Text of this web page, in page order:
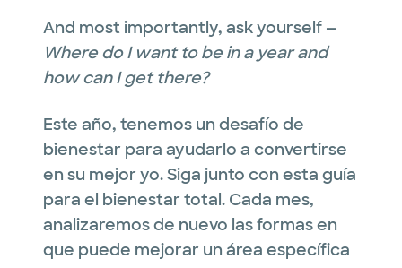
And most importantly, ask yourself —
Where do I want to be in a year and
how can I get there?
Este año, tenemos un desafío de
bienestar para ayudarlo a convertirse
en su mejor yo. Siga junto con esta guía
para el bienestar total. Cada mes,
analizaremos de nuevo las formas en
que puede mejorar un área específica